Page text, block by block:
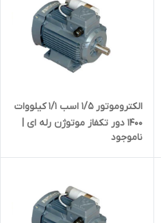
الکتروموتور 1/5 اسب 1/1 کیلووات
۱۴۰۰ دور تکفاز موتوژن رله ای |
دینام یک و نیم اسب تک خازن
تبریز ایرانی
ناموجود